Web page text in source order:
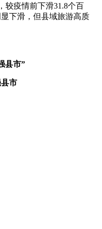
较疫情前下滑31.8个百
下滑，但县域旅游高质
县市”
市